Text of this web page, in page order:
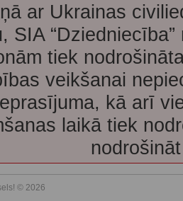
ar Ukrainas
SIA
tiek
veikšanai
kā arī
laikā tiek
© 2026